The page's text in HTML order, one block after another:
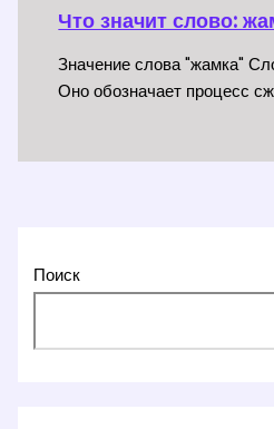
Что значит слово:
Значение слова "жамка"
Оно обозначает процесс
Поиск